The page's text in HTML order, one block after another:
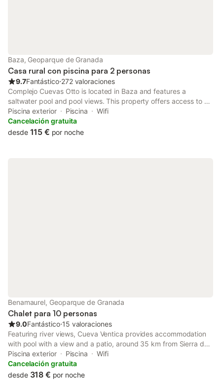
Baza, Geoparque de Granada
Casa rural con piscina para 2 personas
9.7Fantástico⋅272 valoraciones
Complejo Cuevas Otto is located in Baza and features a
saltwater pool and pool views. This property offers access to a
terrace and free private parking. Every room is equipped with a
balcony with views of the garden.
Piscina exterior Piscina
Wifi
Cancelación gratuita
desde 115 € por noche
Benamaurel, Geoparque de Granada
Chalet para 10 personas
9.0Fantástico⋅15 valoraciones
Featuring river views, Cueva Ventica provides accommodation
with pool with a view and a patio, around 35 km from Sierra de
Castril Natural Park. This property offers access to a balcony, a
pool table, free private parking and free WiFi.
Piscina exterior Piscina
Wifi
Cancelación gratuita
desde 318 € por noche